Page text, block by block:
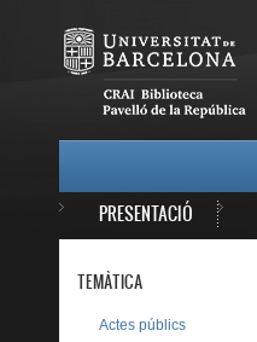
PRESENTACIÓ
TEMÀTICA
Actes públics